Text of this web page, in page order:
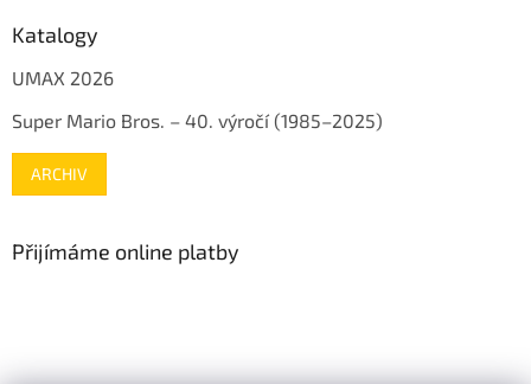
Katalogy
UMAX 2026
Super Mario Bros. – 40. výročí (1985–2025)
ARCHIV
Přijímáme online platby